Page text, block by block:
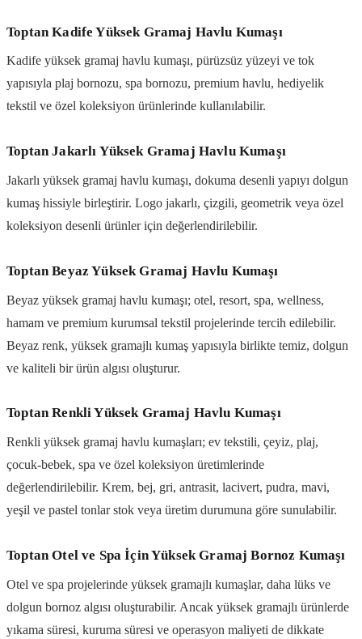
Toptan Kadife Yüksek Gramaj Havlu Kumaşı
Kadife yüksek gramaj havlu kumaşı, pürüzsüz yüzeyi ve tok
yapısıyla plaj bornozu, spa bornozu, premium havlu, hediyelik
tekstil ve özel koleksiyon ürünlerinde kullanılabilir.
Toptan Jakarlı Yüksek Gramaj Havlu Kumaşı
Jakarlı yüksek gramaj havlu kumaşı, dokuma desenli yapıyı dolgun
kumaş hissiyle birleştirir. Logo jakarlı, çizgili, geometrik veya özel
koleksiyon desenli ürünler için değerlendirilebilir.
Toptan Beyaz Yüksek Gramaj Havlu Kumaşı
Beyaz yüksek gramaj havlu kumaşı; otel, resort, spa, wellness,
hamam ve premium kurumsal tekstil projelerinde tercih edilebilir.
Beyaz renk, yüksek gramajlı kumaş yapısıyla birlikte temiz, dolgun
ve kaliteli bir ürün algısı oluşturur.
Toptan Renkli Yüksek Gramaj Havlu Kumaşı
Renkli yüksek gramaj havlu kumaşları; ev tekstili, çeyiz, plaj,
çocuk-bebek, spa ve özel koleksiyon üretimlerinde
değerlendirilebilir. Krem, bej, gri, antrasit, lacivert, pudra, mavi,
yeşil ve pastel tonlar stok veya üretim durumuna göre sunulabilir.
Toptan Otel ve Spa İçin Yüksek Gramaj Bornoz Kumaşı
Otel ve spa projelerinde yüksek gramajlı kumaşlar, daha lüks ve
dolgun bornoz algısı oluşturabilir. Ancak yüksek gramajlı ürünlerde
yıkama süresi, kuruma süresi ve operasyon maliyeti de dikkate